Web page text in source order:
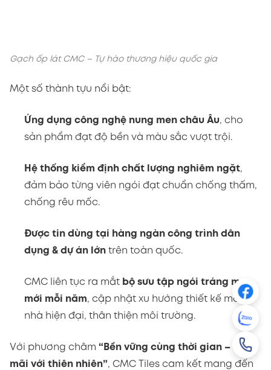
Hệ thống kiểm định chất lượng nghiêm ngặt
chống rêu mốc.
Được tin dùng tại hàng ngàn công trình dân
dụng & dự án lớntrên toàn quốc.
CMC liên tục ra mắtbộ sưu tập ngói tráng men
mới mỗi năm, cập nhật xu hướng thiết kế mái
nhà hiện đại, thân thiện môi trường.
Với phương châm“Bền vững cùng thời gian – Đẹp
mãi với thiên nhiên” , CMC Tiles cam kết mang đến
toàn cho mọi công trình.
Trong điều kiện khí hậu khắc nghiệt, ngói tráng men